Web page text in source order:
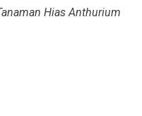
Hias Anthurium